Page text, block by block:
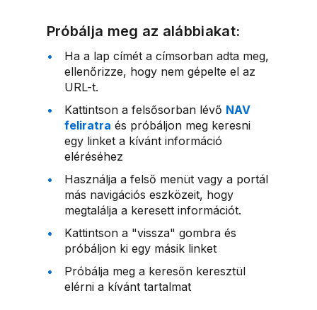
Próbálja meg az alábbiakat:
Ha a lap címét a címsorban adta meg,
ellenőrizze, hogy nem gépelte el az
URL-t.
Kattintson a felsősorban lévő NAV
feliratra és próbáljon meg keresni
egy linket a kívánt információ
eléréséhez
Használja a felső menüt vagy a portál
más navigációs eszközeit, hogy
megtalálja a keresett információt.
Kattintson a "vissza" gombra és
próbáljon ki egy másik linket
Próbálja meg a keresőn keresztül
elérni a kívánt tartalmat